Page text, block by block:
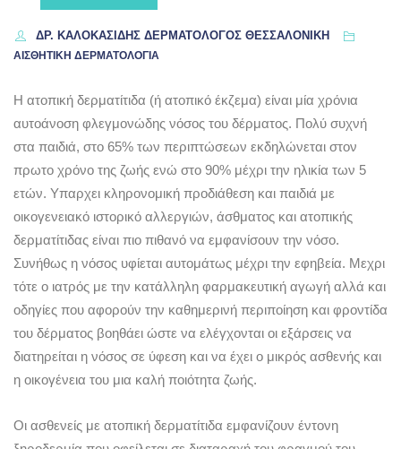
ΔΡ. ΚΑΛΟΚΑΣΊΔΗΣ ΔΕΡΜΑΤΟΛΌΓΟΣ ΘΕΣΣΑΛΟΝΊΚΗ
ΑΙΣΘΗΤΙΚΗ ΔΕΡΜΑΤΟΛΟΓΙΑ
Η ατοπική δερματίτιδα (ή ατοπικό έκζεμα) είναι μία χρόνια
αυτοάνοση φλεγμονώδης νόσος του δέρματος. Πολύ συχνή
στα παιδιά, στο 65% των περιπτώσεων εκδηλώνεται στον
πρωτο χρόνο της ζωής ενώ στο 90% μέχρι την ηλικία των 5
ετών. Υπαρχει κληρονομική προδιάθεση και παιδιά με
οικογενειακό ιστορικό αλλεργιών, άσθματος και ατοπικής
δερματίτιδας είναι πιο πιθανό να εμφανίσουν την νόσο.
Συνήθως η νόσος υφίεται αυτομάτως μέχρι την εφηβεία. Μεχρι
τότε ο ιατρός με την κατάλληλη φαρμακευτική αγωγή αλλά και
οδηγίες που αφορούν την καθημερινή περιποίηση και φροντίδα
του δέρματος βοηθάει ώστε να ελέγχονται οι εξάρσεις να
διατηρείται η νόσος σε ύφεση και να έχει ο μικρός ασθενής και
η οικογένεια του μια καλή ποιότητα ζωής.
Οι ασθενείς με ατοπική δερματίτιδα εμφανίζουν έντονη